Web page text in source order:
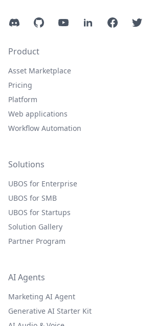
DiscordGitHubYouTubeLinkedInFacebookTwitter
Product
Asset Marketplace
Pricing
Platform
Web applications
Workflow Automation
Solutions
UBOS for Enterprise
UBOS for SMB
UBOS for Startups
Solution Gallery
Partner Program
AI Agents
Marketing AI Agent
Generative AI Starter Kit